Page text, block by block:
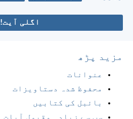
اگلی آیت!
مزید پڑھ
عنوانات
محفوظ شدہ دستاویزات
بائبل کی کتابیں